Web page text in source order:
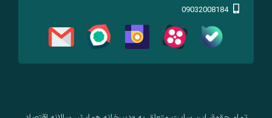
09032008184